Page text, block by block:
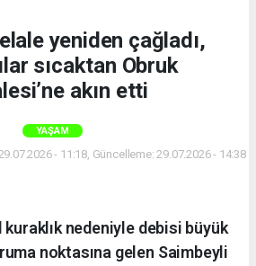
yeniden çağladı,
sıcaktan Obruk
akın etti
YAŞAM
- 11:18, Güncelleme: 29.07.2026 - 14:38
kuraklık nedeniyle debisi büyük
noktasına gelen Saimbeyli